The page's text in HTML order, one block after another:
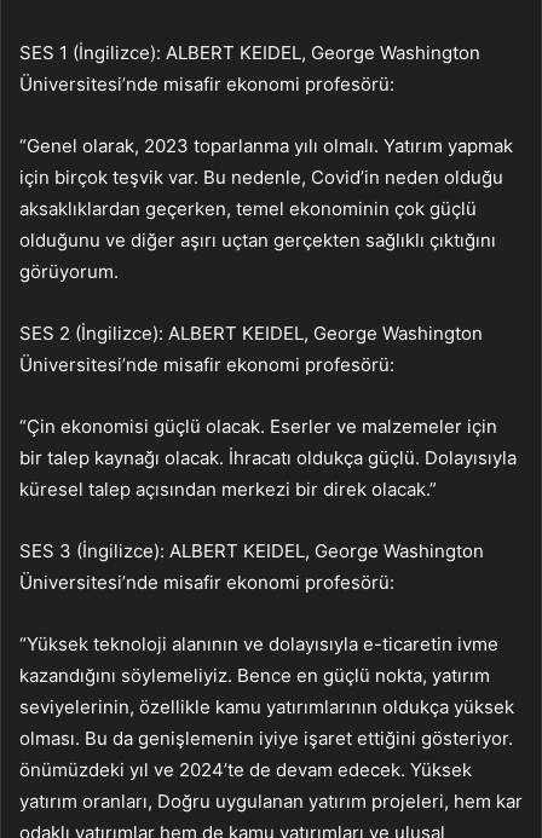
SES 1 (İngilizce): ALBERT KEIDEL, George Washington
Üniversitesi’nde misafir ekonomi profesörü:
“Genel olarak, 2023 toparlanma yılı olmalı. Yatırım yapmak
için birçok teşvik var. Bu nedenle, Covid’in neden olduğu
aksaklıklardan geçerken, temel ekonominin çok güçlü
olduğunu ve diğer aşırı uçtan gerçekten sağlıklı çıktığını
görüyorum.
SES 2 (İngilizce): ALBERT KEIDEL, George Washington
Üniversitesi’nde misafir ekonomi profesörü:
“Çin ekonomisi güçlü olacak. Eserler ve malzemeler için
bir talep kaynağı olacak. İhracatı oldukça güçlü. Dolayısıyla
küresel talep açısından merkezi bir direk olacak.”
SES 3 (İngilizce): ALBERT KEIDEL, George Washington
Üniversitesi’nde misafir ekonomi profesörü:
“Yüksek teknoloji alanının ve dolayısıyla e-ticaretin ivme
kazandığını söylemeliyiz. Bence en güçlü nokta, yatırım
seviyelerinin, özellikle kamu yatırımlarının oldukça yüksek
olması. Bu da genişlemenin iyiye işaret ettiğini gösteriyor.
önümüzdeki yıl ve 2024’te de devam edecek. Yüksek
yatırım oranları, Doğru uygulanan yatırım projeleri, hem kar
odaklı yatırımlar hem de kamu yatırımları ve ulusal